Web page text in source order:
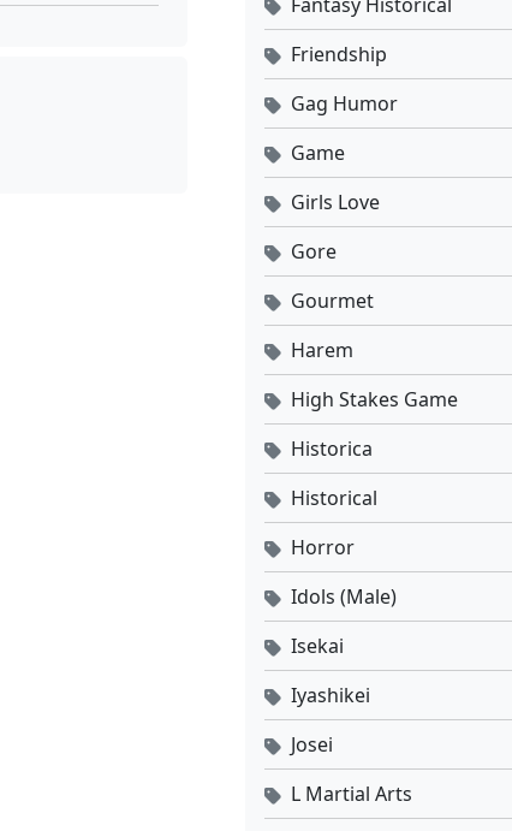
Friendship
Gag Humor
Game
Girls Love
Gore
Gourmet
Harem
High Stakes Game
Historica
Historical
Horror
Idols (Male)
Isekai
Iyashikei
Josei
L Martial Arts